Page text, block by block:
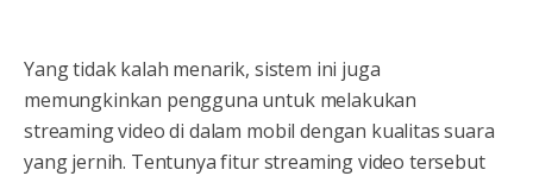
Yang tidak kalah menarik, sistem ini juga
memungkinkan pengguna untuk melakukan
streaming video di dalam mobil dengan kualitas suara
yang jernih. Tentunya fitur streaming video tersebut